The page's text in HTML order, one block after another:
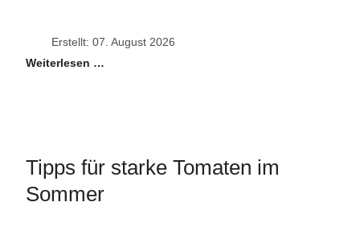
Erstellt: 07. August 2026
Weiterlesen …
Tipps für starke Tomaten im
Sommer